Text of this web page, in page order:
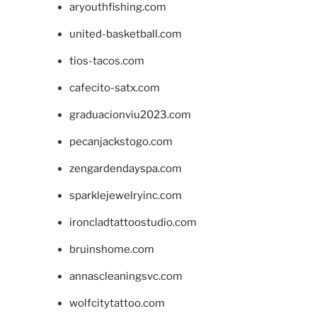
aryouthfishing.com
united-basketball.com
tios-tacos.com
cafecito-satx.com
graduacionviu2023.com
pecanjackstogo.com
zengardendayspa.com
sparklejewelryinc.com
ironcladtattoostudio.com
bruinshome.com
annascleaningsvc.com
wolfcitytattoo.com